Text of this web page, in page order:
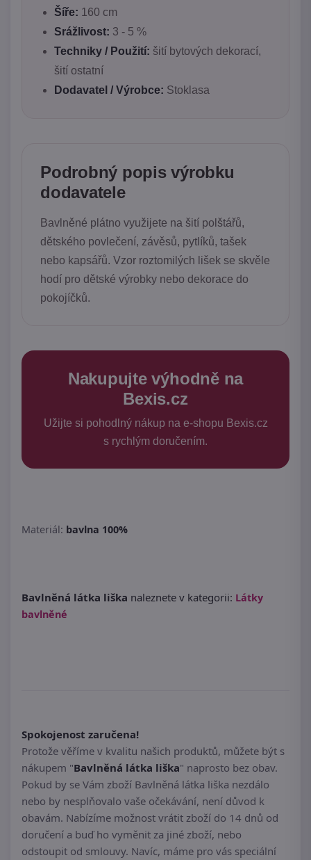
Šíře: 160 cm
Srážlivost: 3 - 5 %
Techniky / Použití: šití bytových dekorací,
šití ostatní
Dodavatel / Výrobce: Stoklasa
Podrobný popis výrobku
dodavatele
Bavlněné plátno využijete na šití polštářů,
dětského povlečení, závěsů, pytlíků, tašek
nebo kapsářů. Vzor roztomilých lišek se skvěle
hodí pro dětské výrobky nebo dekorace do
pokojíčků.
Nakupujte výhodně na
Bexis.cz
Užijte si pohodlný nákup na e-shopu Bexis.cz
s rychlým doručením.
Materiál: bavlna 100%
Bavlněná látka liška naleznete v kategorii: Látky
bavlněné
Spokojenost zaručena!
Protože věříme v kvalitu našich produktů, můžete být s
nákupem "Bavlněná látka liška" naprosto bez obav.
Pokud by se Vám zboží Bavlněná látka liška nezdálo
nebo by nesplňovalo vaše očekávání, není důvod k
obavám. Nabízíme možnost vrátit zboží do 14 dnů od
doručení a buď ho vyměnit za jiné zboží, nebo
odstoupit od smlouvy. Navíc, máme pro vás speciální